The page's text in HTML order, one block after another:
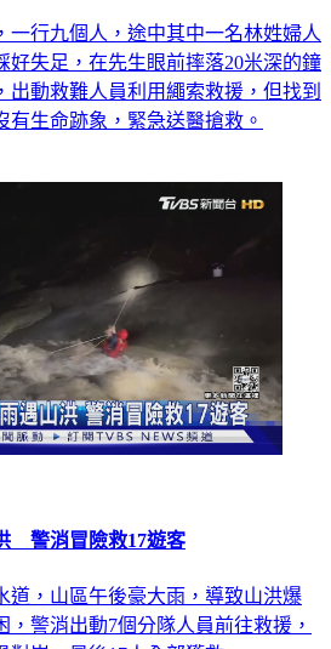
一行九個人，途中其中一名林姓婦人
好失足，在先生眼前摔落20米深的鐘
出動救難人員利用繩索救援，但找到
有生命跡象，緊急送醫搶救。
警消冒險救17遊客
道，山區午後豪大雨，導致山洪爆
，警消出動7個分隊人員前往救援，